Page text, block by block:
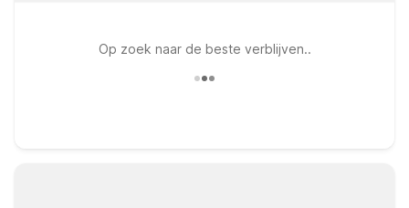
Op zoek naar de beste verblijven..